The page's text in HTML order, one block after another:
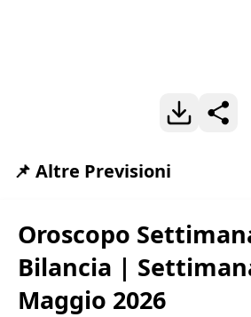
Oroscopo
Bilancia |
Maggio 2026
📌 Altre Previsioni